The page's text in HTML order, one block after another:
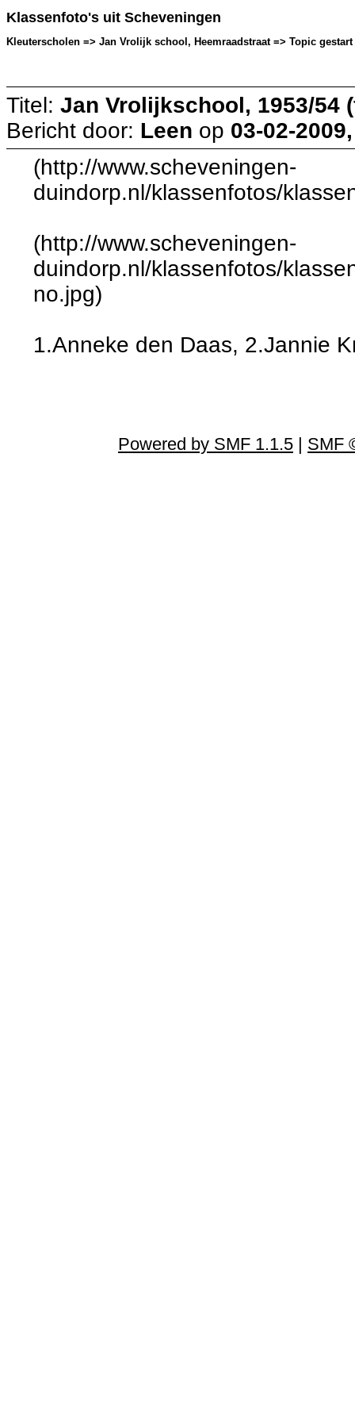
Klassenfoto's uit Scheveningen
Kleuterscholen => Jan Vrolijk school, Heemraadstraat => Topic gestart
Titel: Jan Vrolijkschool, 1953/54
Bericht door: Leen op 03-02-
(http://www.scheveningen-
duindorp.nl/klassenfotos/
(http://www.scheveningen-
duindorp.nl/klassenfotos/
no.jpg)
1.Anneke den Daas, 2.Jannie
Powered by SMF 1.1.5 | SMF